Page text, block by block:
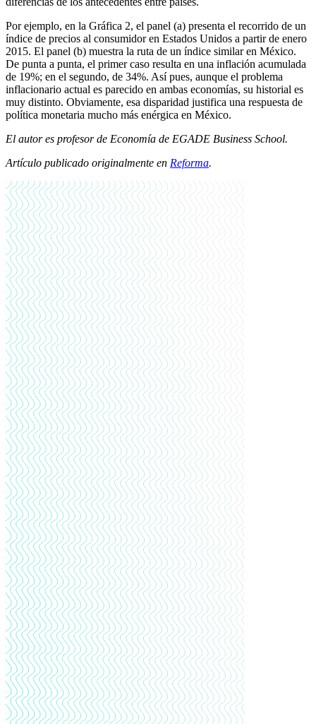
Por ejemplo, en la Gráfica 2, el panel (a) presenta el recorrido de un
índice de precios al consumidor en Estados Unidos a partir de enero
2015. El panel (b) muestra la ruta de un índice similar en México.
De punta a punta, el primer caso resulta en una inflación acumulada
de 19%; en el segundo, de 34%. Así pues, aunque el problema
inflacionario actual es parecido en ambas economías, su historial es
muy distinto. Obviamente, esa disparidad justifica una respuesta de
política monetaria mucho más enérgica en México.
El autor es profesor de Economía de EGADE Business School.
Artículo publicado originalmente en Reforma.